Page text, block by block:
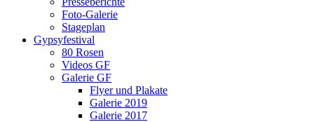
Foto-Galerie
Stageplan
Gypsyfestival
80 Rosen
Videos GF
Galerie GF
Flyer und Plakate
Galerie 2019
Galerie 2017